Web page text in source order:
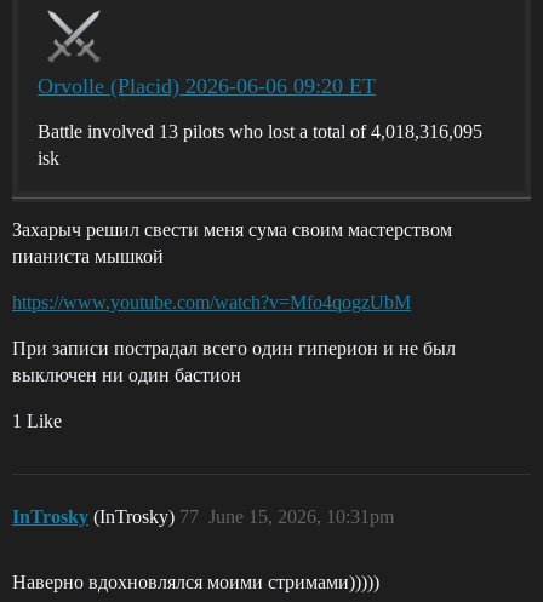
Orvolle (Placid) 2026-06-06 09:20 ET
Battle involved 13 pilots who lost a total of 4,018,316,095
isk
Захарыч решил свести меня сума своим мастерством
пианиста мышкой
https://www.youtube.com/watch?v=Mfo4qogzUbM
При записи пострадал всего один гиперион и не был
выключен ни один бастион
1 Like
InTrosky (InTrosky) June 15, 2026, 10:31pm
77
Наверно вдохновлялся моими стримами)))))